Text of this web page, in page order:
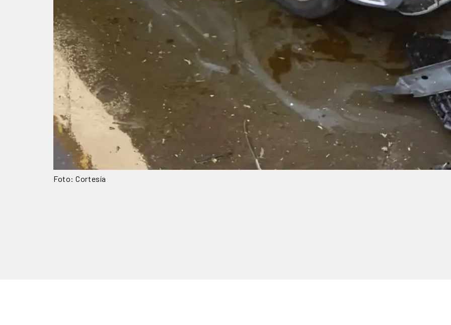
Foto: Cortesía